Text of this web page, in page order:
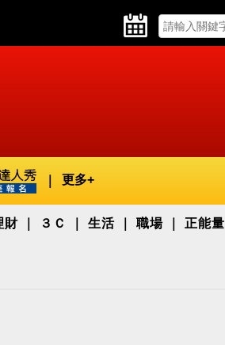
更多+
財 ３Ｃ 生活 職場 正能量